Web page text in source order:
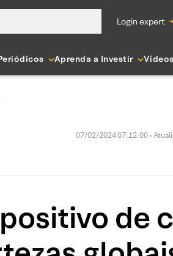
login expert
Aprenda a Investir Vídeos
07/02/2024 07:12:00 •
de